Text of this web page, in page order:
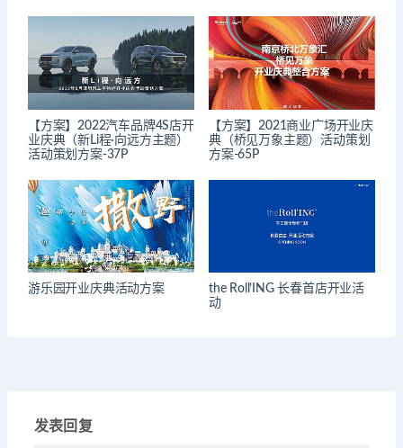
【方案】2022汽车品牌4S店开
业庆典（新Li程·向远方主题）
活动策划方案-37P
【方案】2021商业广场开业庆
典（桥见万象主题）活动策划
方案-65P
游乐园开业庆典活动方案
the Roll’ING 长春首店开业活
动
发表回复